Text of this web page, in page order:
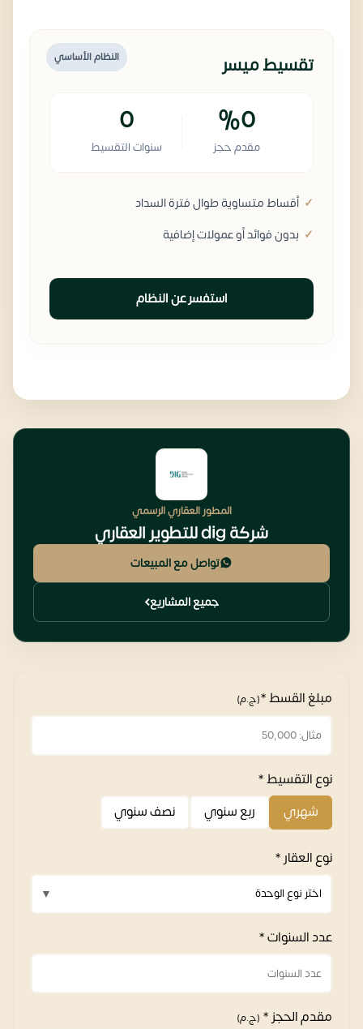
النظام الأساسي تقسيط ميسر
%0
مقدم حجز
0
سنوات التقسيط
أقساط متساوية طوال فترة السداد
بدون فوائد أو عمولات إضافية
استفسر عن النظام
المطور العقاري الرسمي
شركة dig للتطوير العقاري
تواصل مع المبيعات
جميع المشاريع
مبلغ القسط *(ج.م)
نوع التقسيط *
شهري
ربع سنوي نصف سنوي
نوع العقار *
عدد السنوات *
مقدم الحجز * (ج.م)